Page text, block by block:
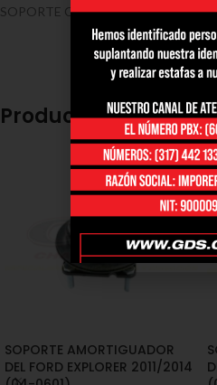
SOPORTE CARDAN CHEVROLET
Productos
SOPORTE AMORTIGUADOR
DEL FORD EXPLORER 2011/2014